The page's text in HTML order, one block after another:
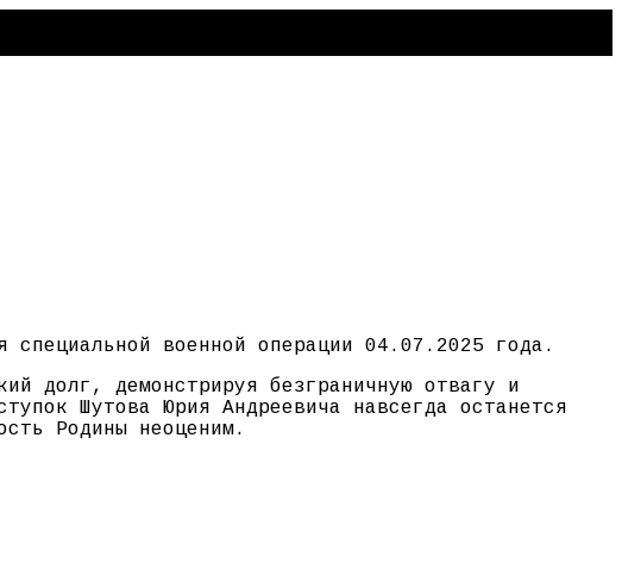
специальной военной операции 04.07.2025 года.
долг, демонстрируя безграничную отвагу и
Шутова Юрия Андреевича навсегда останется
Родины неоценим.